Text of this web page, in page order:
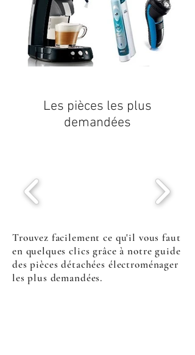
Les pièces les plus
demandées
Trouvez facilement ce qu'il vous faut
en quelques clics grâce à notre guide
des pièces détachées électroménager
les plus demandées.